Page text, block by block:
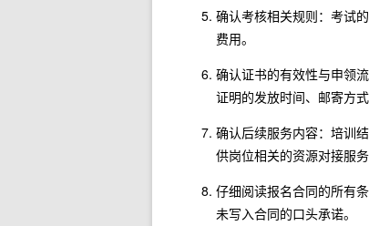
确认考核相关规则：考试
费用。
确认证书的有效性与申领
证明的发放时间、邮寄方式
确认后续服务内容：培训
供岗位相关的资源对接服务
仔细阅读报名合同的所有
未写入合同的口头承诺。